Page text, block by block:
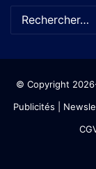
© Copyright
Publicités